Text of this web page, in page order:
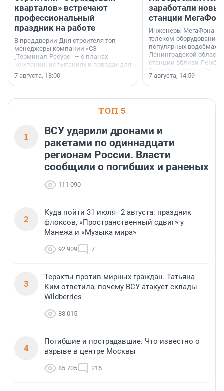
кварталов» встречают
профессиональный
праздник на работе
В преддверии Дня строителя топ-
менеджеры компании «СЗ
„Терминал-Ресурс“ — о планах
компании, испытаниях и поводах для
осторожного оптимизма.
7 августа, 18:00
заработали
станции
Инженеры МегаФона
телеком-оборудование
популярных водоёмах
Ленинградской
станции вблизи
недалеко от Большого
водопада.
7 августа, 14:59
ТОП 5
1
ВСУ ударили дронами и
ракетами по одиннадцати
регионам России. Власти
сообщили о погибших и раненых
111 090
2
Куда пойти 31 июля–2 августа: праздник
флоксов, «Пространственный сдвиг» у
Манежа и «Музыка мира»
92 909 7
3
Теракты против мирных граждан. Татьяна
Ким ответила, почему ВСУ атакует склады
Wildberries
88 015
4
Погибшие и пострадавшие. Что известно о
взрыве в центре Москвы
85 705 216